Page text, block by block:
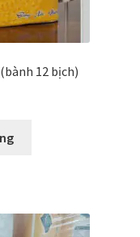
12 bịch)